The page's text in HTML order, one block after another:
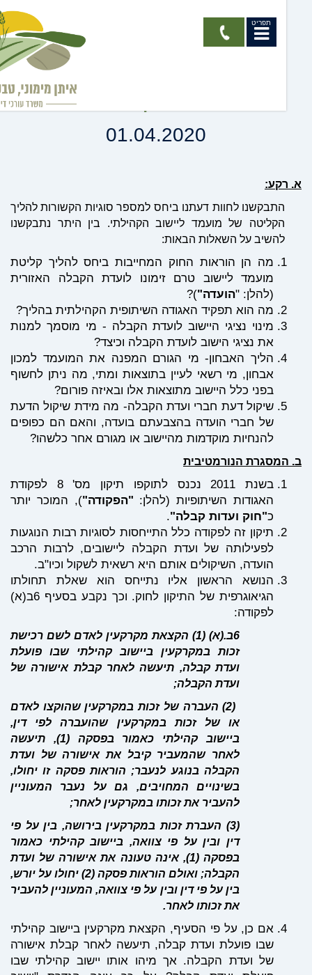
חוות דעת - הליך הקליטה
01.04.2020
התבקשנו לחוות דעתנו ביחס למספר סוגיות הקשורות להליך
הקליטה של מועמד ליישוב הקהילתי. בין היתר נתבקשנו
להשיב על השאלות הבאות:
מה הן הוראות החוק המחייבות ביחס להליך קליטת
מועמד ליישוב טרם זימונו לועדת הקבלה האזורית
(להלן: "הועדה")?
מה הוא תפקיד האגודה השיתופית הקהילתית בהליך?
מינוי נציגי היישוב לועדת הקבלה - מי מוסמך למנות
את נציגי הישוב לועדת הקבלה וכיצד?
הליך האבחון- מי הגורם המפנה את המועמד למכון
אבחון, מי רשאי לעיין בתוצאות ומתי, מה ניתן לחשוף
בפני כלל היישוב מתוצאות אלו ובאיזה פורום?
שיקול דעת חברי ועדת הקבלה- מה מידת שיקול הדעת
של חברי הועדה בהצבעתם בועדה, והאם הם כפופים
להנחיות מוקדמות מהיישוב או מגורם אחר כלשהו?
הנורמטיבית
בשנת 2011 נכנס לתוקפו תיקון מס' 8 לפקודת
האגודות השיתופיות (להלן:"הפקודה"), המוכר יותר
"חוק ועדות קבלה".
תיקון זה לפקודה כלל התייחסות לסוגיות רבות הנוגעות
לפעילותה של ועדת הקבלה ליישובים, לרבות הרכב
הועדה, השיקולים אותם היא רשאית לשקול וכיו"ב.
הנושא הראשון אליו נתייחס הוא שאלת תחולתו
הגיאוגרפית של התיקון לחוק. וכך נקבע בסעיף 6ב(א)
לפקודה:
6ב.(א) (1) הקצאת מקרקעין לאדם לשם רכישת
זכות במקרקעין ביישוב קהילתי שבו פועלת
ועדת קבלה, תיעשה לאחר קבלת אישורה של
ועדת הקבלה;
(2) העברה של זכות במקרקעין שהוקצו לאדם
או של זכות במקרקעין שהועברה לפי דין,
ביישוב קהילתי כאמור בפסקה (1), תיעשה
לאחר שהמעביר קיבל את אישורה של ועדת
הקבלה בנוגע לנעבר; הוראות פסקה זו יחולו,
בשינויים המחויבים, גם על נעבר המעוניין
להעביר את זכותו במקרקעין לאחר;
(3) העברת זכות במקרקעין בירושה, בין על פי
דין ובין על פי צוואה, ביישוב קהילתי כאמור
בפסקה (1), אינה טעונה את אישורה של ועדת
הקבלה; ואולם הוראות פסקה (2) יחולו על יורש,
בין על פי דין ובין על פי צוואה, המעוניין להעביר
את זכותו לאחר.
אם כן, על פי הסעיף, הקצאת מקרקעין ביישוב קהילתי
שבו פועלת ועדת קבלה, תיעשה לאחר קבלת אישורה
של ועדת הקבלה. אך מיהו אותו יישוב קהילתי שבו